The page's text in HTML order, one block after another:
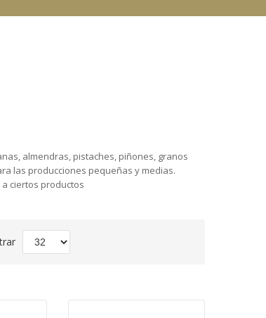
almendras, pistaches, piñones, granos
las producciones pequeñas y medias.
ciertos productos